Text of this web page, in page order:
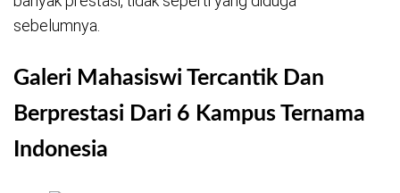
sebelumnya.
Galeri Mahasiswi Tercantik Dan
Berprestasi Dari 6 Kampus Ternama
Indonesia